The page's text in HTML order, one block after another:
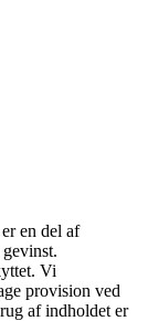
en del af
Vi
provision ved
af indholdet er